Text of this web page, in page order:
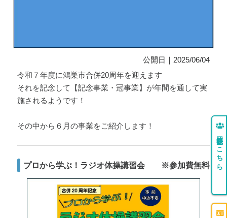
公開日｜2025/06/04
令和７年度に鴻巣市合併20周年を迎えます
それを記念して【記念事業・冠事業】が年間を通して実
施されるようです！
その中から６月の事業をご紹介します！
プロから学ぶ！ラジオ体操講習会 ※参加費無料 団体登録はこちら